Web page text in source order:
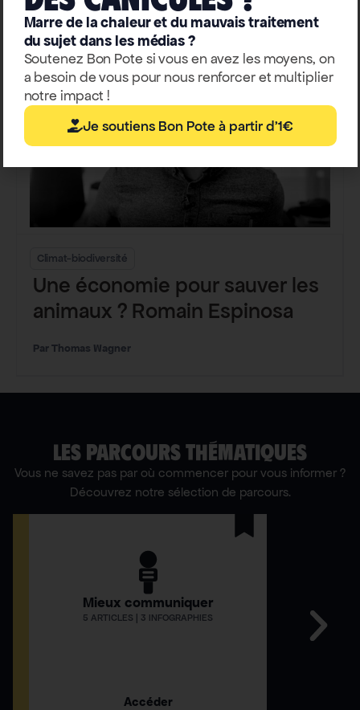
Climat-biodiversité
Une économie pour sauver les
animaux ? Romain Espinosa
Thomas Wagner
LES PARCOURS THÉMATIQUES
Vous ne savez pas par où commencer pour vous informer ?
Découvrez notre sélection de parcours.
Mieux communiquer
5 ARTICLES | 3 INFOGRAPHIES
Accéder
Marre de la chaleur et du mauvais traitement
du sujet dans les médias ?
Soutenez Bon Pote si vous en avez les moyens, on
a besoin de vous pour nous renforcer et multiplier
notre impact !
Je soutiens Bon Pote à partir d'1€